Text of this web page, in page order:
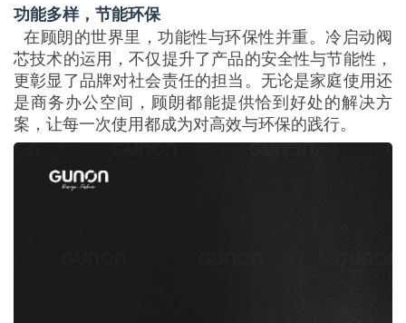
功能多样，节能环保
在顾朗的世界里，功能性与环保性并重。冷启动阀
芯技术的运用，不仅提升了产品的安全性与节能性，
更彰显了品牌对社会责任的担当。无论是家庭使用还
是商务办公空间，顾朗都能提供恰到好处的解决方
案，让每一次使用都成为对高效与环保的践行。